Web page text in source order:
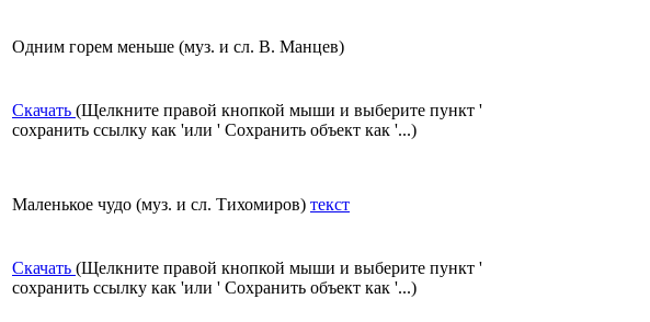
Одним горем меньше (муз. и сл. В. Манцев)
Скачать (Щелкните правой кнопкой мыши и выберите пункт '
сохранить ссылку как 'или ' Сохранить объект как '...)
Маленькое чудо (муз. и сл. Тихомиров) текст
Скачать (Щелкните правой кнопкой мыши и выберите пункт '
сохранить ссылку как 'или ' Сохранить объект как '...)